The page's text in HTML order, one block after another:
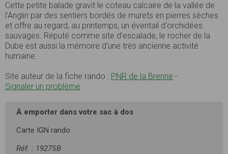
Cette petite balade gravit le coteau calcaire de la vallée de
l'Anglin par des sentiers bordés de murets en pierres sèches
et offre au regard, au printemps, un éventail d'orchidées
sauvages. Réputé comme site d’escalade, le rocher de la
Dube est aussi la mémoire d'une très ancienne activité
humaine.
Site auteur de la fiche rando : PNR de la Brenne -
Signaler un problème
À emporter dans votre sac à dos
Carte IGN rando
Réf. : 1927SB